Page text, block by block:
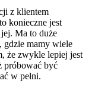
z klientem
konieczne jest
Ma to duże
gdzie mamy wiele
że zwykle lepiej jest
próbować być
w pełni.